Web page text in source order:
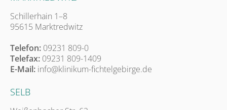
Schillerhain 1–8
95615 Marktredwitz
Telefon: 09231 809-0
Telefax: 09231 809-1409
E-Mail: info@klinikum-fichtelgebirge.de
SELB